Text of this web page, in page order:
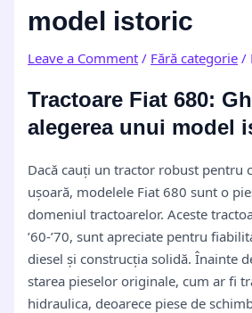
model istoric
Leave a Comment / Fără categorie /
Tractoare Fiat 680:
alegerea unui model
Dacă cauți un tractor robust pentru
ușoară, modelele Fiat 680 sunt o
domeniul tractoarelor. Aceste
’60-’70, sunt apreciate pentru
diesel și construcția solidă. Înainte
starea pieselor originale, cum ar fi
hidraulica, deoarece piese de